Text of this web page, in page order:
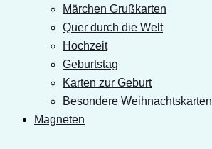
Märchen Grußkarten
Quer durch die Welt
Hochzeit
Geburtstag
Karten zur Geburt
Besondere Weihnachtskarten
Magneten